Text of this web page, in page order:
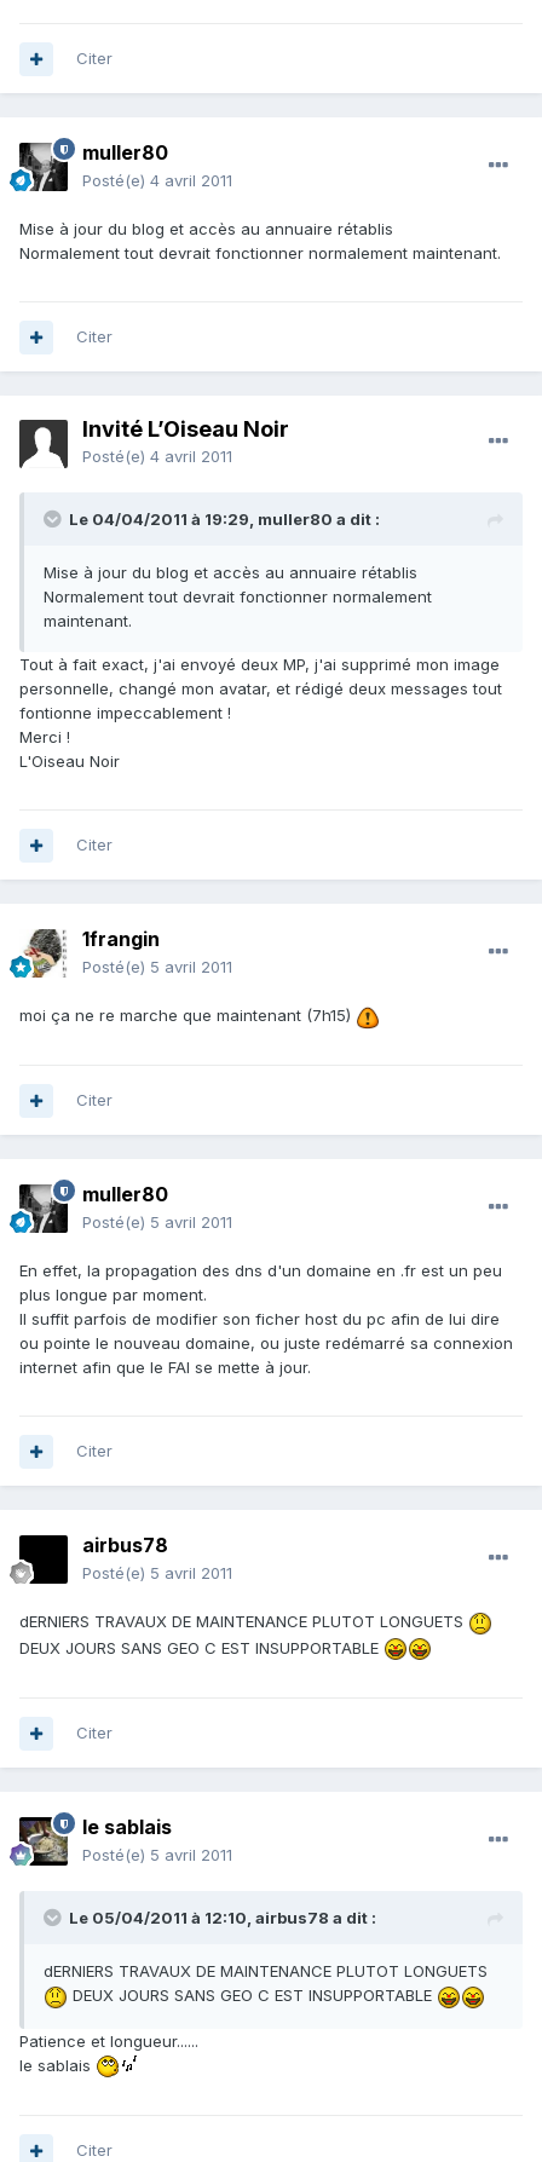
Citer
muller80
Posté(e) 4 avril 2011
Mise à jour du blog et accès au annuaire rétablis
Normalement tout devrait fonctionner normalement maintenant.
Citer
Invité L’Oiseau Noir
Posté(e) 4 avril 2011
Le 04/04/2011 à 19:29, muller80 a dit :
Mise à jour du blog et accès au annuaire rétablis
Normalement tout devrait fonctionner normalement
maintenant.
Tout à fait exact, j'ai envoyé deux MP, j'ai supprimé mon image
personnelle, changé mon avatar, et rédigé deux messages tout
fontionne impeccablement !
Merci !
L'Oiseau Noir
Citer
1frangin
Posté(e) 5 avril 2011
moi ça ne re marche que maintenant (7h15)
Citer
muller80
Posté(e) 5 avril 2011
En effet, la propagation des dns d'un domaine en .fr est un peu
plus longue par moment.
Il suffit parfois de modifier son ficher host du pc afin de lui dire
ou pointe le nouveau domaine, ou juste redémarré sa connexion
internet afin que le FAI se mette à jour.
Citer
airbus78
Posté(e) 5 avril 2011
dERNIERS TRAVAUX DE MAINTENANCE PLUTOT LONGUETS
DEUX JOURS SANS GEO C EST INSUPPORTABLE
Citer
le sablais
Posté(e) 5 avril 2011
Le 05/04/2011 à 12:10, airbus78 a dit :
dERNIERS TRAVAUX DE MAINTENANCE PLUTOT LONGUETS
DEUX JOURS SANS GEO C EST INSUPPORTABLE
Patience et longueur......
le sablais
Citer